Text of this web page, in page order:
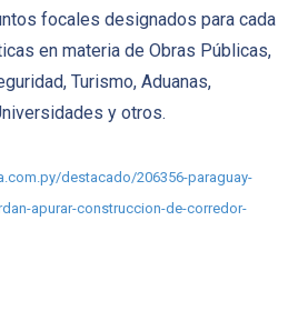
focales designados para cada
en materia de Obras Públicas,
Turismo, Aduanas,
y otros.
destacado/206356-paraguay-
apurar-construccion-de-corredor-